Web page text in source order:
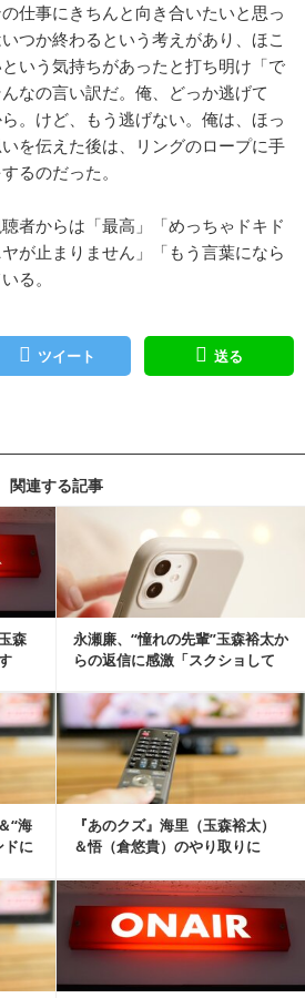
仕事にきちんと向き合いたいと思っ
つか終わるという考えがあり、ほこ
いう気持ちがあったと打ち明け「で
なの言い訳だ。俺、どっか逃げて
。けど、もう逃げない。俺は、ほっ
を伝えた後は、リングのロープに手
るのだった。
者からは「最高」「めっちゃドキド
が止まりません」「もう言葉になら
る。
ツイート 送る
関連する記事
森
永瀬廉、“憧れの先輩”玉森裕太か
らの返信に感激「スクショして
を読む
“海
ドに
『あのクズ』海里（玉森裕太）
＆悟（倉悠貴）のやり取りに
を読む
を読む